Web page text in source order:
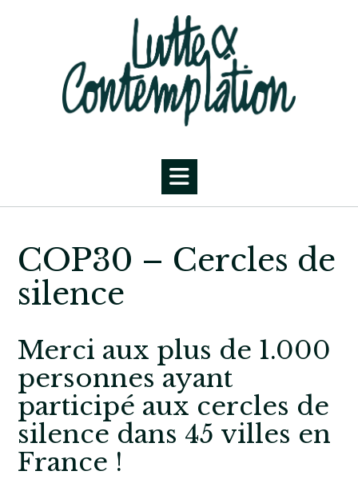
COP30 – Cercles de
silence
Merci aux plus de 1.000
personnes ayant
participé aux cercles de
silence dans 45 villes en
France !